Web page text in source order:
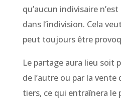
qu’aucun indivisaire
dans l’indivision. Cela
peut toujours être
Le partage aura lieu soit
de l’autre ou par la vente
tiers, ce qui entraînera